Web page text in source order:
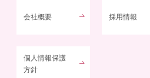
会社概要 採用情報
個人情報保護
方針